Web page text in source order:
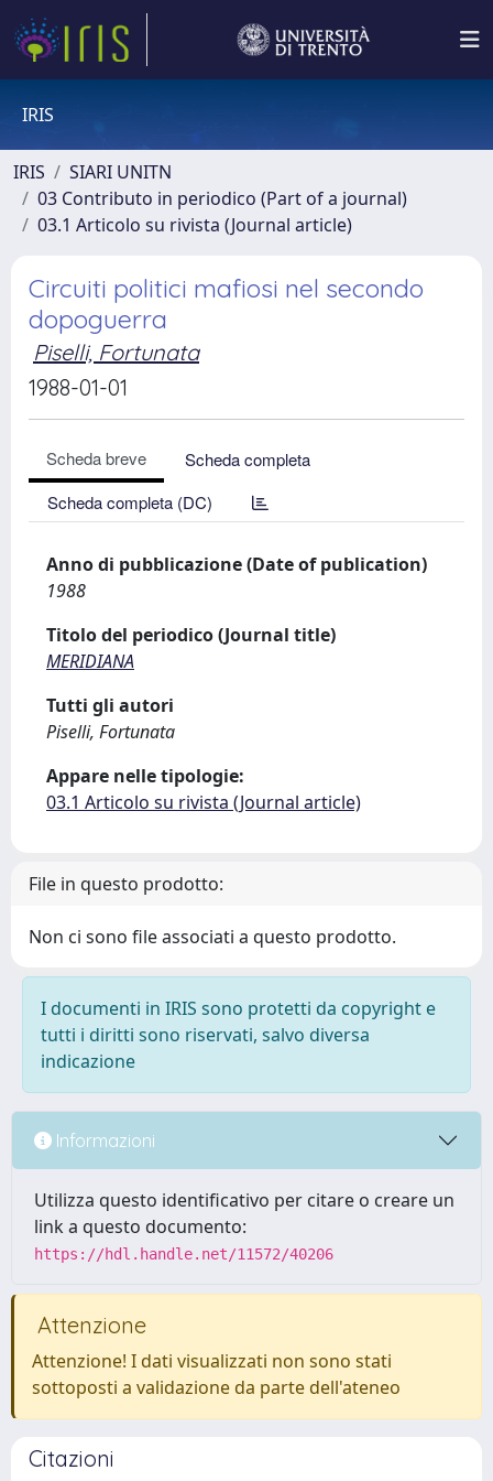
IRIS
IRIS
SIARI UNITN
03 Contributo in periodico (Part of a journal)
03.1 Articolo su rivista (Journal article)
Circuiti politici mafiosi nel secondo
dopoguerra
Piselli, Fortunata
1988-01-01
Scheda breve
Scheda completa
Scheda completa (DC)
Anno di pubblicazione (Date of publication)
1988
Titolo del periodico (Journal title)
MERIDIANA
Tutti gli autori
Piselli, Fortunata
Appare nelle tipologie:
03.1 Articolo su rivista (Journal article)
File in questo prodotto:
Non ci sono file associati a questo prodotto.
I documenti in IRIS sono protetti da copyright e
tutti i diritti sono riservati, salvo diversa
indicazione
Informazioni
Utilizza questo identificativo per citare o creare un
link a questo documento:
https://hdl.handle.net/11572/40206
Attenzione
Attenzione! I dati visualizzati non sono stati
sottoposti a validazione da parte dell'ateneo
Citazioni